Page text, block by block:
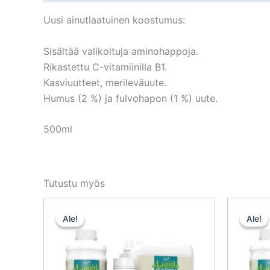
Uusi ainutlaatuinen koostumus:
Sisältää valikoituja aminohappoja.
Rikastettu C-vitamiinilla B1.
Kasviuutteet, merileväuute.
Humus (2 %) ja fulvohapon (1 %) uute.
500ml
Tutustu myös
Ale!
Ale! Ale!
Ale!